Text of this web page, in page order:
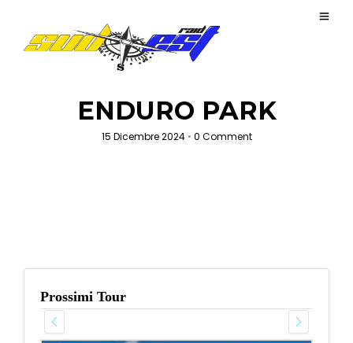
ENDURO PARK
15 Dicembre 2024 • 0 Comment
Prossimi Tour